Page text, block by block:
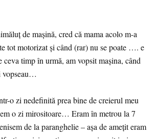
de mașină, cred că mama acolo m-a
tot motorizat și când (rar) nu se poate …. e
ceva timp în urmă, am vopsit mașina, când
vopseau…
o zi nedefinită prea bine de creierul meu
o zi mirositoare… Eram în metrou la 7
de la paranghelie – așa de amețit eram